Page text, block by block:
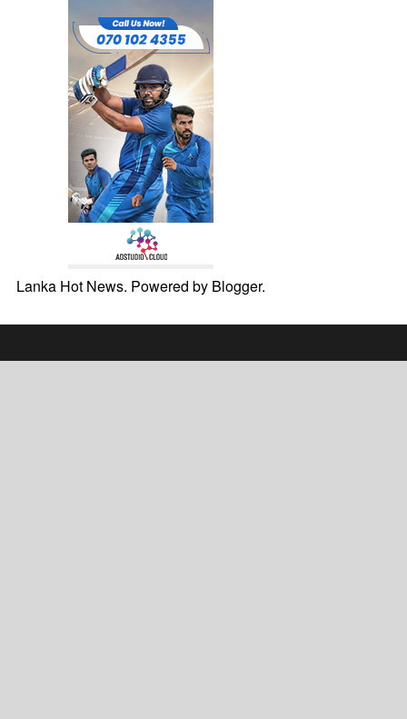
Lanka Hot News. Powered by Blogger.